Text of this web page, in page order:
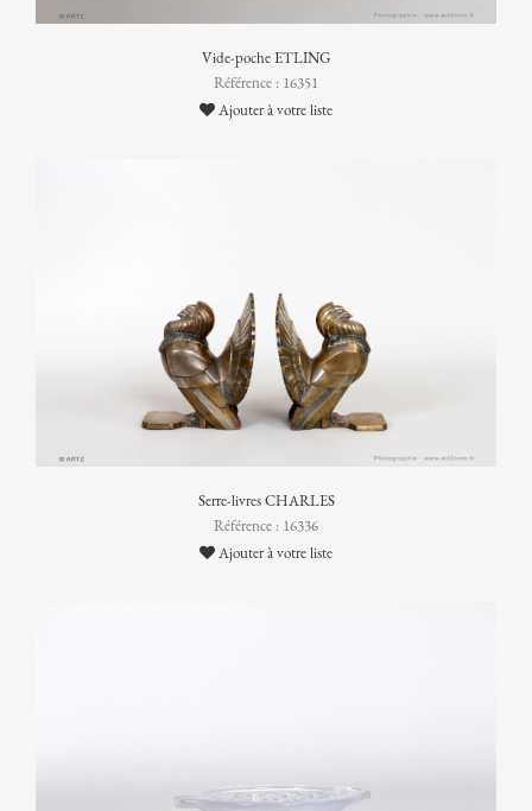
Vide-poche ETLING
Référence : 16351
Ajouter à votre liste
Serre-livres CHARLES
Référence : 16336
Ajouter à votre liste